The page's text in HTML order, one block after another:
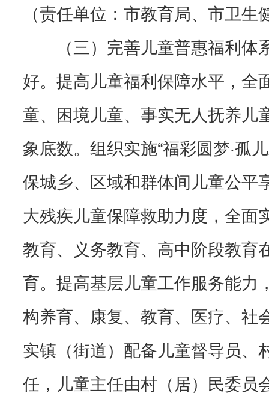
（责任单位：市教育局、市卫
（三）完善儿童普惠福利
好。提高儿童福利保障水平，全
童、困境儿童、事实无人抚养儿
象底数。组织实施“福彩圆梦·孤
保城乡、区域和群体间儿童公平
大残疾儿童保障救助力度，全面
教育、义务教育、高中阶段教育
育。提高基层儿童工作服务能力
构养育、康复、教育、医疗、社
实镇（街道）配备儿童督导员、
任，儿童主任由村（居）民委员